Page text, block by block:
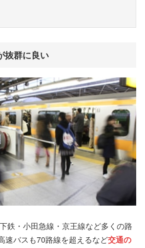
抜群に良い
鉄・小田急線・京王線など多くの路
速バスも70路線を超えるなど交通の